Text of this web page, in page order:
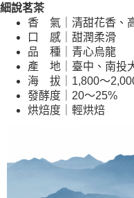
１．透過由恩沛科技股份有限
易，需依本服務之必要範圍內
權轉讓予恩沛科技股份有限公司
２．關於個人資料處理事宜，請
https://aftee.tw/terms/#terms3
３．未成年的使用者請事先徵
「AFTEE先享後付」，若未經
任。
４．使用「AFTEE先享後付」
時審查核予不同之上限額度；
恩沛科技股份有限公司將有權
每筆NT$80，滿NT$1,200(
付款後7-11取貨
每筆NT$80，滿NT$1,200(
本島宅配
每筆NT$150，滿NT$1,800(
海外國家配送
港澳地區 (請勿使用順豐智能
細說茗茶
香 氣｜清甜花香、
口 感｜甜潤柔滑
品 種｜青心烏龍
產 地｜臺中、南投
海 拔｜1,800～
發酵度｜20～25%
烘焙度｜輕烘焙